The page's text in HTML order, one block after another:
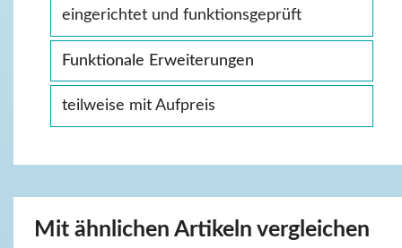
eingerichtet und funktionsgeprüft
Funktionale Erweiterungen
teilweise mit Aufpreis
Mit ähnlichen Artikeln vergleichen